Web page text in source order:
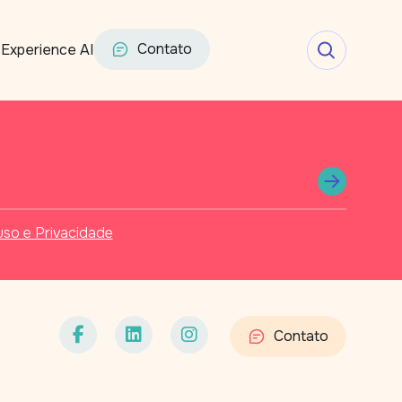
Experience AI Contato
e Privacidade
Contato